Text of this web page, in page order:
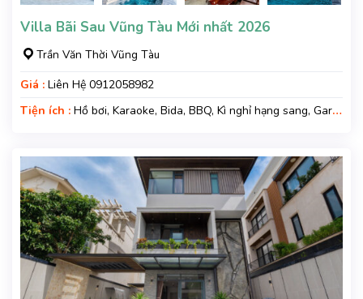
Villa Bãi Sau Vũng Tàu Mới nhất 2026
Trần Văn Thời Vũng Tàu
Giá : Liên Hệ 0912058982
Tiện ích : Hồ bơi, Karaoke, Bida, BBQ, Kì nghỉ hạng sang, Gara